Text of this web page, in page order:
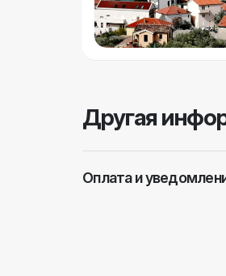
Другая
Оплата и